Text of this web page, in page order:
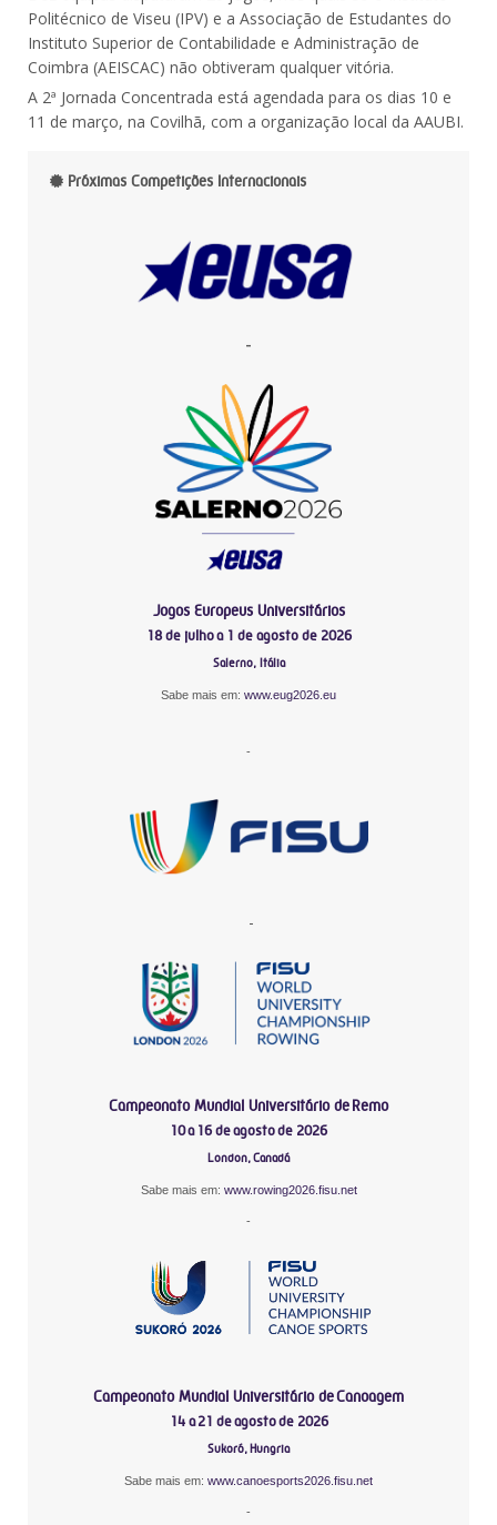
Politécnico de Viseu (IPV) e a Associação de Estudantes do
Instituto Superior de Contabilidade e Administração de
Coimbra (AEISCAC) não obtiveram qualquer vitória.
A 2ª Jornada Concentrada está agendada para os dias 10 e
11 de março, na Covilhã, com a organização local da AAUBI.
Próximas Competições Internacionais
-
Jogos Europeus Universitários
18 de julho a 1 de agosto de 2026
Salerno, Itália
Sabe mais em: www.eug2026.eu
-
-
Campeonato Mundial Universitário de Remo
10 a 16 de agosto de 2026
London, Canadá
Sabe mais em: www.rowing2026.fisu.net
-
Campeonato Mundial Universitário de Canoagem
14 a 21 de agosto de 2026
Sukoró, Hungria
Sabe mais em: www.canoesports2026.fisu.net
-